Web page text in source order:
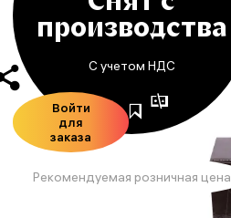
производства
С учетом НДС
Войти
для
заказа
Рекомендуемая розничная цена